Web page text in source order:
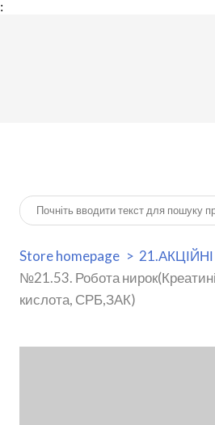
:
Store homepage
№21.53. Робота
кислота, СРБ,ЗАК)